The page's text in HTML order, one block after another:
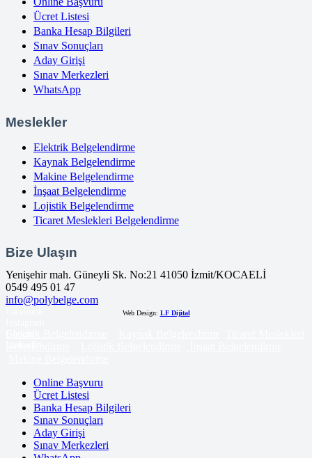
Ücret Listesi
Banka Hesap Bilgileri
Sınav Sonuçları
Aday Girişi
Sınav Merkezleri
WhatsApp
Meslekler
Elektrik Belgelendirme
Kaynak Belgelendirme
Makine Belgelendirme
İnşaat Belgelendirme
Lojistik Belgelendirme
Ticaret Meslekleri Belgelendirme
Bize Ulaşın
Yenişehir mah. Güneyli Sk. No:21 41050 İzmit/KOCAELİ
0549 495 01 47
info@polybelge.com
Web Design: LF Dijital
Online Başvuru
Ücret Listesi
Banka Hesap Bilgileri
Sınav Sonuçları
Aday Girişi
Sınav Merkezleri